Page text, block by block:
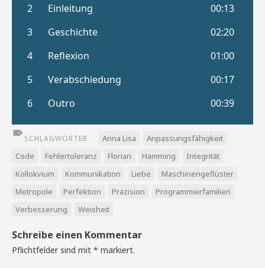
SCHLAGWÖRTER Anna Lisa
Anpassungsfähigkeit
Code
Fehlertoleranz Florian Hamming
Integrität
Kollokvium
Kommunikation Liebe
Maschinengeflüster
Metropole
Perfektion Präzision
Programmierfamilien
Verbesserung
Weisheit
Schreibe einen Kommentar
Pflichtfelder sind mit * markiert.